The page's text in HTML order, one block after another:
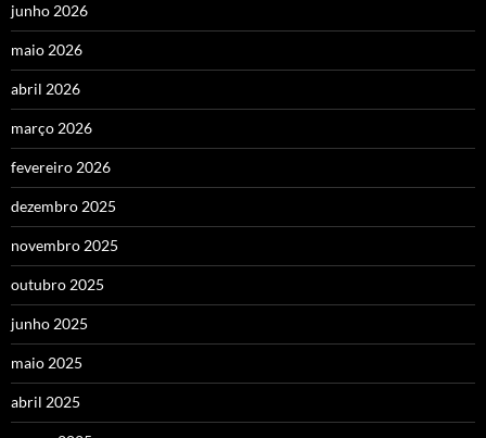
junho 2026
maio 2026
abril 2026
março 2026
fevereiro 2026
dezembro 2025
novembro 2025
outubro 2025
junho 2025
maio 2025
abril 2025